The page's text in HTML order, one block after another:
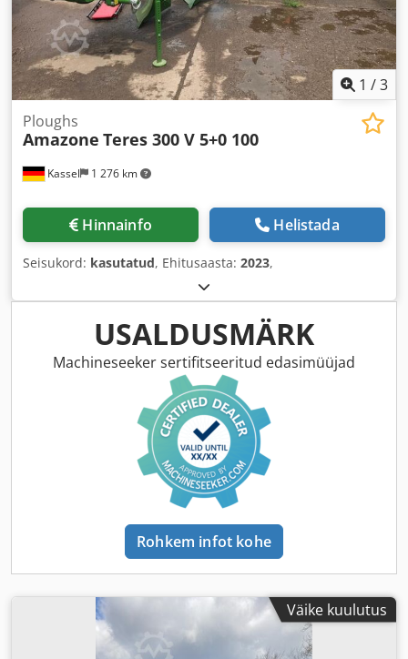
1 /3
Kassel 1 276 km
Ploughs
Amazone Teres 300 V 5+0 100
Hinnainfo Helistada
Seisukord: kasutatud, Ehitusaasta: 2023,
USALDUSMÄRK
Machineseeker sertifitseeritud edasimüüjad
Rohkem infot kohe
Väike kuulutus